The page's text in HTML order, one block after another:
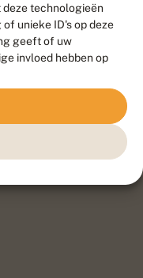
deze technologieën
unieke ID's op deze
geeft of uw
invloed hebben op
, ontworpen door